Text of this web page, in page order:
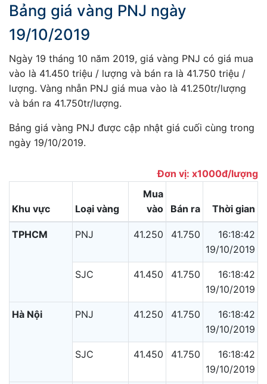
Bảng giá vàng PNJ ngày
19/10/2019
Ngày 19 tháng 10 năm 2019, giá vàng PNJ có giá mua
vào là 41.450 triệu / lượng và bán ra là 41.750 triệu /
lượng. Vàng nhẫn PNJ giá mua vào là 41.250tr/lượng
và bán ra 41.750tr/lượng.
Bảng giá vàng PNJ được cập nhật giá cuối cùng trong
ngày 19/10/2019.
Đơn vị: x1000đ/lượng
Khu vực Loại vàng
Mua
vào
Bán ra Thời gian
TPHCM PNJ 41.250 41.750
16:18:42
19/10/2019
SJC 41.450 41.750
16:18:42
19/10/2019
Hà Nội PNJ 41.250 41.750
16:18:42
19/10/2019
SJC 41.450 41.750
16:18:42
19/10/2019